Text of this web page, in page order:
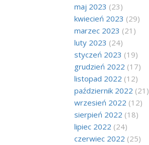
maj 2023 (23)
kwiecień 2023 (29)
marzec 2023 (21)
luty 2023 (24)
styczeń 2023 (19)
grudzień 2022 (17)
listopad 2022 (12)
październik 2022 (21)
wrzesień 2022 (12)
sierpień 2022 (18)
lipiec 2022 (24)
czerwiec 2022 (25)